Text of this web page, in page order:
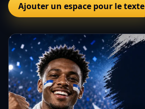
Ajouter un espace pour le texte